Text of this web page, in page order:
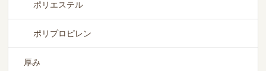
ポリエステル
ポリプロピレン
厚み